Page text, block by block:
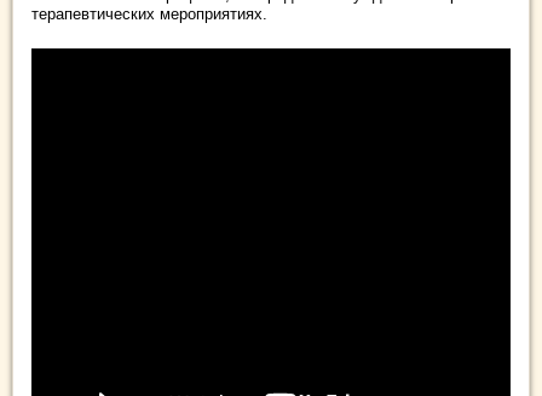
терапевтических мероприятиях.